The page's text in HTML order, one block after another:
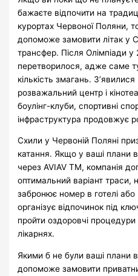
бажаєте відпочити на
курортах Червоної Поляни,
допоможе замовити літак у
трансфер. Після Олімпіади
перетворилося, адже саме
кількість змагань. З’явилися
розважальний центр і
боулінг-клуби, спортивні
інфраструктура продовжує
Схили у Червоній Поляні
катання. Якщо у ваші плани
через AVIAV ТМ, компанія
оптимальний варіант траси,
забронює номер в готелі
організує відпочинок під
пройти оздоровчі
лікарнях.
Якими б не були ваші плани
допоможе замовити